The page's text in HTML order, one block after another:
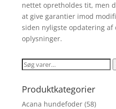
nettet opretholdes tit, men
at give garantier imod
siden nyligste opdatering af
oplysninger.
Søg
Produktkategorier
Acana hundefoder (58)